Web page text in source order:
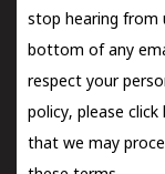
stop hearing from
bottom of any
respect your
policy, please click
that we may